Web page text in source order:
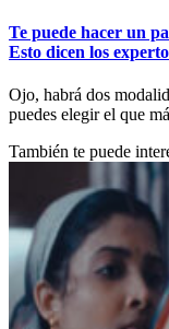
Te puede hacer un
Esto dicen los
Ojo, habrá dos
puedes elegir el que
También te puede